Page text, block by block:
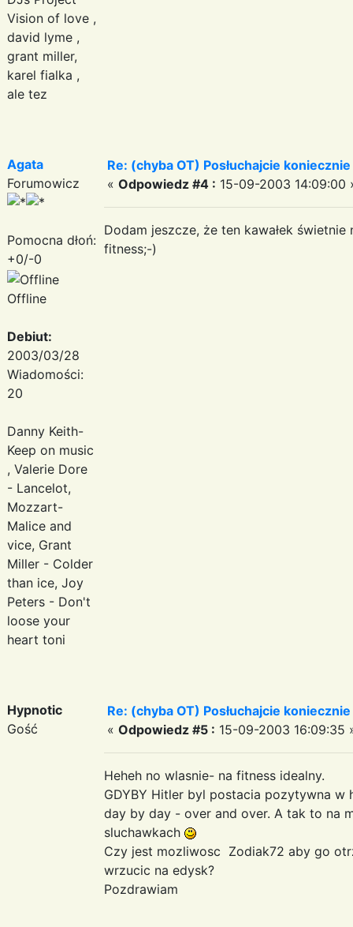
Vision of love ,
david lyme ,
grant miller,
karel fialka ,
ale tez
Agata
Forumowicz
Pomocna dłoń:
+0/-0
Offline
Debiut:
2003/03/28
Wiadomości:
20
Danny Keith-
Keep on music
, Valerie Dore
- Lancelot,
Mozzart-
Malice and
vice, Grant
Miller - Colder
than ice, Joy
Peters - Don't
loose your
heart toni
Re: (chyba OT) Posłuchajcie koniecznie
« Odpowiedz #4 : 15-09-2003 14:09:00
Dodam jeszcze, że ten kawałek
fitness;-)
Hypnotic
Gość
Re: (chyba OT) Posłuchajcie koniecznie
« Odpowiedz #5 : 15-09-2003 16:09:35
Heheh no wlasnie- na fitness idealny.
GDYBY Hitler byl postacia pozytywna
day by day - over and over. A tak to na
sluchawkach
Czy jest mozliwosc Zodiak72 aby go
wrzucic na edysk?
Pozdrawiam